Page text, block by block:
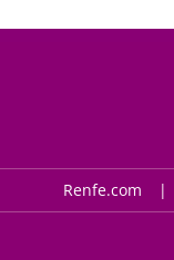
Renfe.com